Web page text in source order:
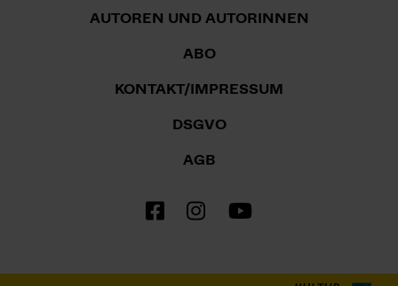
AUTOREN UND AUTORINNEN
ABO
KONTAKT/IMPRESSUM
DSGVO
AGB